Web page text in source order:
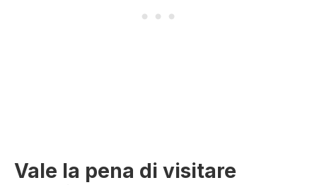
Vale la pena di visitare